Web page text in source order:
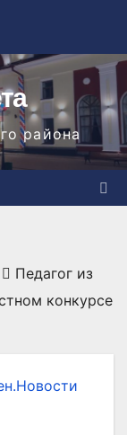
района
Педагог из
конкурсе